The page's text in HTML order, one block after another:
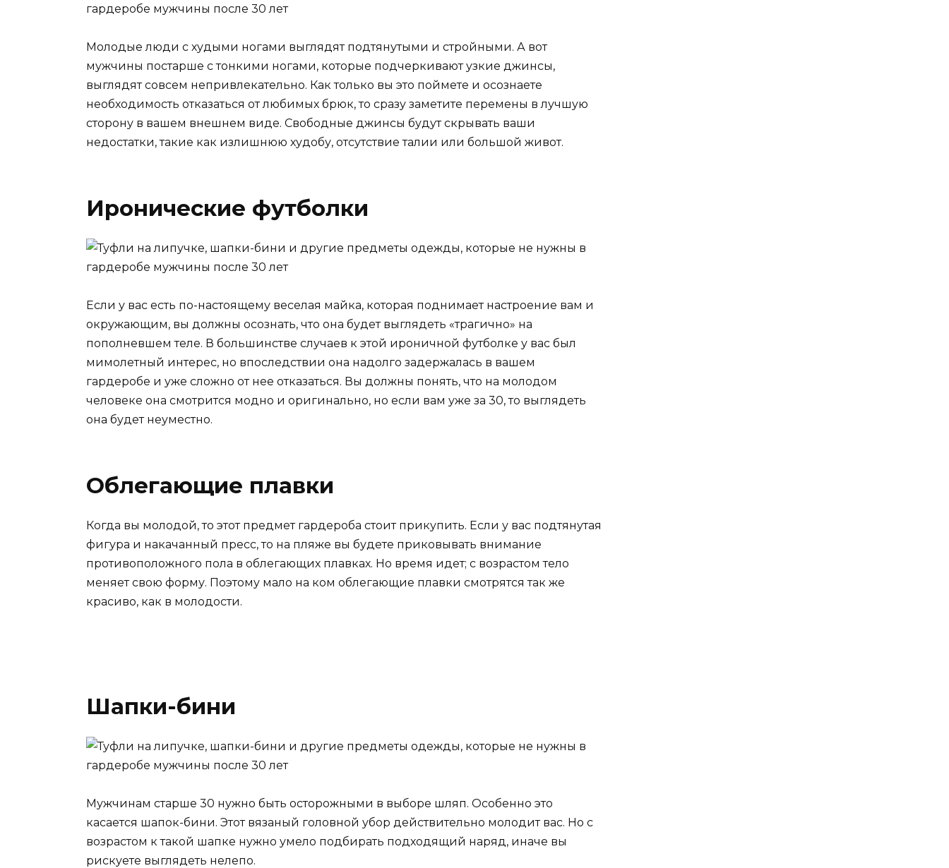
Молодые люди с худыми ногами выглядят подтянутыми и стройными. А вот
мужчины постарше с тонкими ногами, которые подчеркивают узкие джинсы,
выглядят совсем непривлекательно. Как только вы это поймете и осознаете
необходимость отказаться от любимых брюк, то сразу заметите перемены в лучшую
сторону в вашем внешнем виде. Свободные джинсы будут скрывать ваши
недостатки, такие как излишнюю худобу, отсутствие талии или большой живот.
Иронические футболки
Если у вас есть по-настоящему веселая майка, которая поднимает настроение вам и
окружающим, вы должны осознать, что она будет выглядеть «трагично» на
пополневшем теле. В большинстве случаев к этой ироничной футболке у вас был
мимолетный интерес, но впоследствии она надолго задержалась в вашем
гардеробе и уже сложно от нее отказаться. Вы должны понять, что на молодом
человеке она смотрится модно и оригинально, но если вам уже за 30, то выглядеть
она будет неуместно.
Облегающие плавки
Когда вы молодой, то этот предмет гардероба стоит прикупить. Если у вас подтянутая
фигура и накачанный пресс, то на пляже вы будете приковывать внимание
противоположного пола в облегающих плавках. Но время идет; с возрастом тело
меняет свою форму. Поэтому мало на ком облегающие плавки смотрятся так же
красиво, как в молодости.
Шапки-бини
Мужчинам старше 30 нужно быть осторожными в выборе шляп. Особенно это
касается шапок-бини. Этот вязаный головной убор действительно молодит вас. Но с
возрастом к такой шапке нужно умело подбирать подходящий наряд, иначе вы
рискуете выглядеть нелепо.